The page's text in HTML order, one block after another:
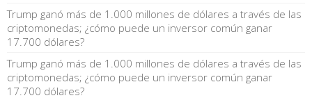
Trump ganó más de 1.000 millones de dólares a través de las
criptomonedas; ¿cómo puede un inversor común ganar
17.700 dólares?
Trump ganó más de 1.000 millones de dólares a través de las
criptomonedas; ¿cómo puede un inversor común ganar
17.700 dólares?